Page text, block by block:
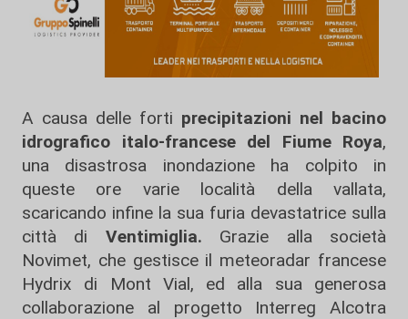
A causa delle forti precipitazioni nel bacino
idrografico italo-francese del Fiume Roya,
una disastrosa inondazione ha colpito in
queste ore varie località della vallata,
scaricando infine la sua furia devastatrice sulla
città di Ventimiglia. Grazie alla società
Novimet, che gestisce il meteoradar francese
Hydrix di Mont Vial, ed alla sua generosa
collaborazione al progetto Interreg Alcotra